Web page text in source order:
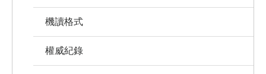
機讀格式
權威紀錄